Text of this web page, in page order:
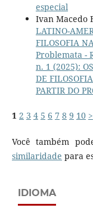
especial
Ivan Macedo
LATINO-
FILOSOFIA
Problemata -
n. 1 (2025):
DE
PARTIR DO
1 2 3 4 5 6 7 8 9 10 >
Você também
similaridade para
IDIOMA